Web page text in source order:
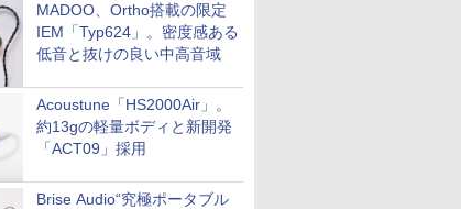
MADOO、Ortho搭載の限定
IEM「Typ624」。密度感ある
低音と抜けの良い中高音域
Acoustune「HS2000Air」。
約13gの軽量ボディと新開発
「ACT09」採用
Brise Audio“究極ポータブル